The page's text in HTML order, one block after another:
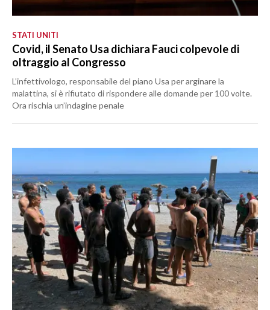
STATI UNITI
Covid, il Senato Usa dichiara Fauci colpevole di
oltraggio al Congresso
L’infettivologo, responsabile del piano Usa per arginare la
malattina, si è rifiutato di rispondere alle domande per 100 volte.
Ora rischia un’indagine penale